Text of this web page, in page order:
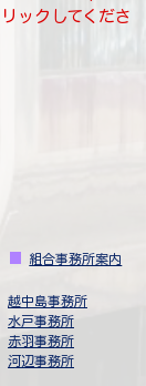
ックしてくださ
組合事務所案内
​越中島事務所
水戸事務所
赤羽事務所
​河辺事務所